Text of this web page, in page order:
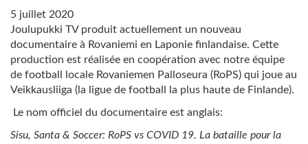
5 juillet 2020
Joulupukki TV produit actuellement un nouveau
documentaire à Rovaniemi en Laponie finlandaise. Cette
production est réalisée en coopération avec notre équipe
de football locale Rovaniemen Palloseura (RoPS) qui joue au
Veikkausliiga (la ligue de football la plus haute de Finlande).
Le nom officiel du documentaire est anglais:
Sisu, Santa & Soccer: RoPS vs COVID 19. La bataille pour la